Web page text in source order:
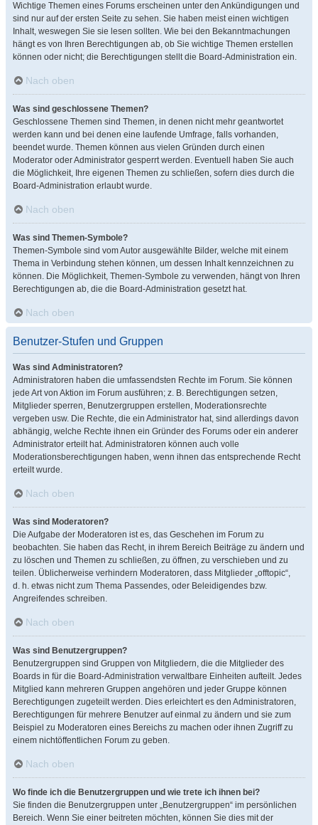
Wichtige Themen eines Forums erscheinen unter den Ankündigungen und
sind nur auf der ersten Seite zu sehen. Sie haben meist einen wichtigen
Inhalt, weswegen Sie sie lesen sollten. Wie bei den Bekanntmachungen
hängt es von Ihren Berechtigungen ab, ob Sie wichtige Themen erstellen
können oder nicht; die Berechtigungen stellt die Board-Administration ein.
Nach oben
Was sind geschlossene Themen?
Geschlossene Themen sind Themen, in denen nicht mehr geantwortet
werden kann und bei denen eine laufende Umfrage, falls vorhanden,
beendet wurde. Themen können aus vielen Gründen durch einen
Moderator oder Administrator gesperrt werden. Eventuell haben Sie auch
die Möglichkeit, Ihre eigenen Themen zu schließen, sofern dies durch die
Board-Administration erlaubt wurde.
Nach oben
Was sind Themen-Symbole?
Themen-Symbole sind vom Autor ausgewählte Bilder, welche mit einem
Thema in Verbindung stehen können, um dessen Inhalt kennzeichnen zu
können. Die Möglichkeit, Themen-Symbole zu verwenden, hängt von Ihren
Berechtigungen ab, die die Board-Administration gesetzt hat.
Nach oben
Benutzer-Stufen und Gruppen
Was sind Administratoren?
Administratoren haben die umfassendsten Rechte im Forum. Sie können
jede Art von Aktion im Forum ausführen; z. B. Berechtigungen setzen,
Mitglieder sperren, Benutzergruppen erstellen, Moderationsrechte
vergeben usw. Die Rechte, die ein Administrator hat, sind allerdings davon
abhängig, welche Rechte ihnen ein Gründer des Forums oder ein anderer
Administrator erteilt hat. Administratoren können auch volle
Moderationsberechtigungen haben, wenn ihnen das entsprechende Recht
erteilt wurde.
Nach oben
Was sind Moderatoren?
Die Aufgabe der Moderatoren ist es, das Geschehen im Forum zu
beobachten. Sie haben das Recht, in ihrem Bereich Beiträge zu ändern und
zu löschen und Themen zu schließen, zu öffnen, zu verschieben und zu
teilen. Üblicherweise verhindern Moderatoren, dass Mitglieder „offtopic“,
d. h. etwas nicht zum Thema Passendes, oder Beleidigendes bzw.
Angreifendes schreiben.
Nach oben
Was sind Benutzergruppen?
Benutzergruppen sind Gruppen von Mitgliedern, die die Mitglieder des
Boards in für die Board-Administration verwaltbare Einheiten aufteilt. Jedes
Mitglied kann mehreren Gruppen angehören und jeder Gruppe können
Berechtigungen zugeteilt werden. Dies erleichtert es den Administratoren,
Berechtigungen für mehrere Benutzer auf einmal zu ändern und sie zum
Beispiel zu Moderatoren eines Bereichs zu machen oder ihnen Zugriff zu
einem nichtöffentlichen Forum zu geben.
Nach oben
Wo finde ich die Benutzergruppen und wie trete ich ihnen bei?
Sie finden die Benutzergruppen unter „Benutzergruppen“ im persönlichen
Bereich. Wenn Sie einer beitreten möchten, können Sie dies mit der